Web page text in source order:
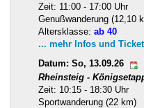
Zeit: 11:00 - 17:00 Uhr
Genußwanderung (12,10
Altersklasse: ab 40
... mehr Infos und
Datum: So, 13.09.26
Rheinsteig -
Zeit: 10:15 - 18:30 Uhr
Sportwanderung (22 km)